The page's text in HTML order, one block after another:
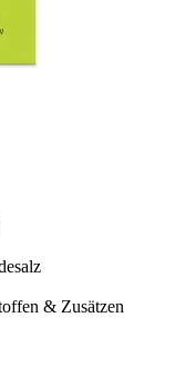
& Zusätzen